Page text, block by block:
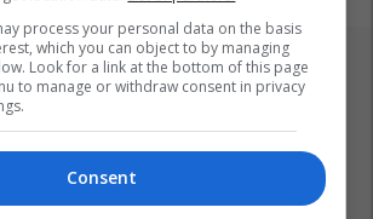
Një muaj nga fillimi i saj -
gjithçka nga lufta në Iran,
MINUTË PAS MINUTE
17/03/2026
process your personal data on the basis
which you can object to by managing
Look for a link at the bottom of this page
to manage or withdraw consent in privacy
Consent